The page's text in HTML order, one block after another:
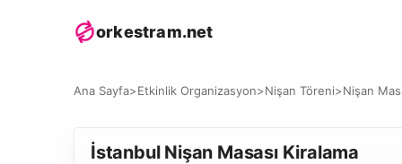
orkestram.net
Ana Sayfa>Etkinlik Organizasyon>Nişan Töreni>Nişan
İstanbul Nişan Masası Kiralama